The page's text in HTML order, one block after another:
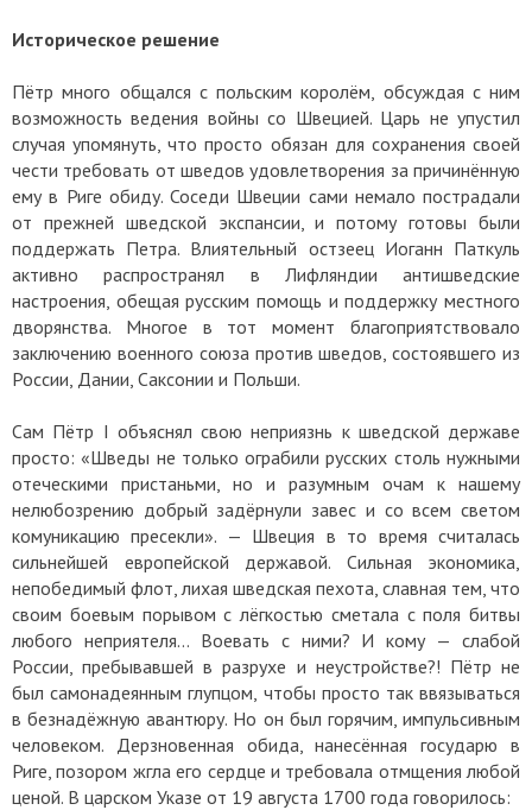
Историческое решение
Пётр много общался с польским королём, обсуждая с ним
возможность ведения войны со Швецией. Царь не упустил
случая упомянуть, что просто обязан для сохранения своей
чести требовать от шведов удовлетворения за причинённую
ему в Риге обиду. Соседи Швеции сами немало пострадали
от прежней шведской экспансии, и потому готовы были
поддержать Петра. Влиятельный остзеец Иоганн Паткуль
активно распространял в Лифляндии антишведские
настроения, обещая русским помощь и поддержку местного
дворянства. Многое в тот момент благоприятствовало
заключению военного союза против шведов, состоявшего из
России, Дании, Саксонии и Польши.
Сам Пётр I объяснял свою неприязнь к шведской державе
просто: «Шведы не только ограбили русских столь нужными
отеческими пристаньми, но и разумным очам к нашему
нелюбозрению добрый задёрнули завес и со всем светом
комуникацию пресекли». — Швеция в то время считалась
сильнейшей европейской державой. Сильная экономика,
непобедимый флот, лихая шведская пехота, славная тем, что
своим боевым порывом с лёгкостью сметала с поля битвы
любого неприятеля… Воевать с ними? И кому — слабой
России, пребывавшей в разрухе и неустройстве?! Пётр не
был самонадеянным глупцом, чтобы просто так ввязываться
в безнадёжную авантюру. Но он был горячим, импульсивным
человеком. Дерзновенная обида, нанесённая государю в
Риге, позором жгла его сердце и требовала отмщения любой
ценой. В царском Указе от 19 августа 1700 года говорилось: